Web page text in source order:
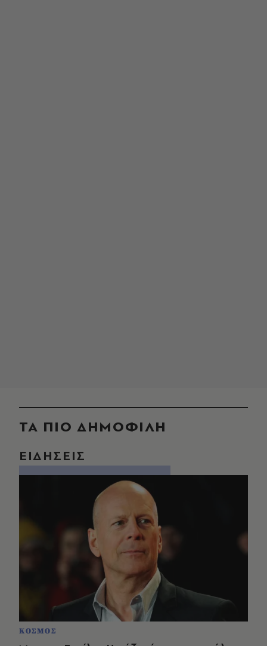
ΤΑ ΠΙΟ ΔΗΜΟΦΙΛΗ
ΕΙΔΗΣΕΙΣ
ΚΟΣΜΟΣ